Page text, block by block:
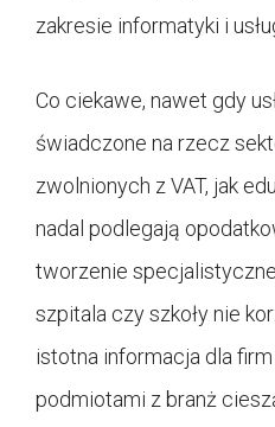
zakresie informatyki i
Co ciekawe, nawet gdy
świadczone na rzecz
zwolnionych z VAT, jak
nadal podlegają
tworzenie
szpitala czy szkoły nie
istotna informacja dla
podmiotami z branż